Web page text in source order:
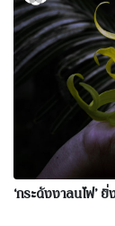
‘กระดังงาลนไฟ’